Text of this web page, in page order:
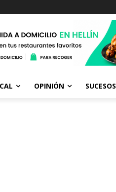
OPINIÓN SUCESOS